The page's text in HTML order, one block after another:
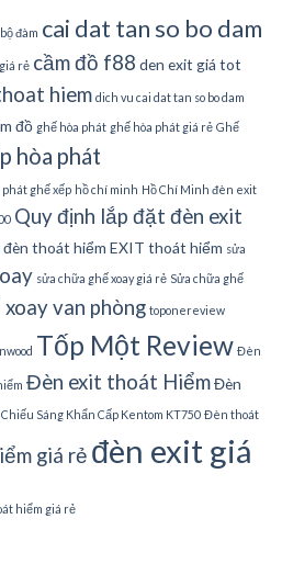
bộ đàm cai dat tan so bo dam
rẻ cầm đồ f88 den exit giá tot
hiem dich vu cai dat tan so bo dam
đồ ghế hòa phát ghế hòa phát giá rẻ Ghế
hòa phát
phát ghế xếp hồ chí minh Hồ Chí Minh đèn exit
Quy định lắp đặt đèn exit
đèn thoát hiểm EXIT thoát hiểm sửa
sửa chữa ghế xoay giá rẻ Sửa chữa ghế
van phòng toponereview
Tốp Một Review Đèn
Đèn exit thoát HiểmĐèn
Sáng Khẩn Cấp Kentom KT750 Đèn thoát
giá rẻ đèn exit giá
hiểm giá rẻ